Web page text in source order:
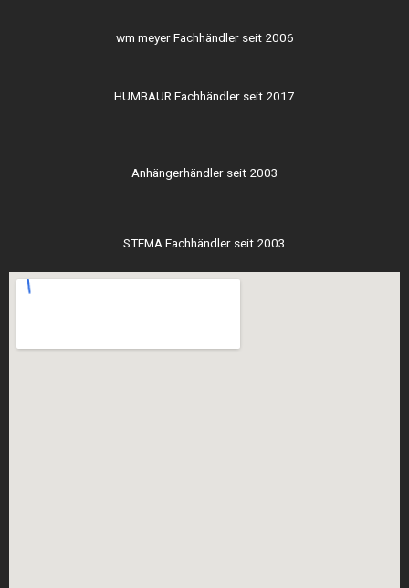
wm meyer Fachhändler seit 2006
HUMBAUR Fachhändler seit 2017
Anhängerhändler seit 2003
STEMA Fachhändler seit 2003